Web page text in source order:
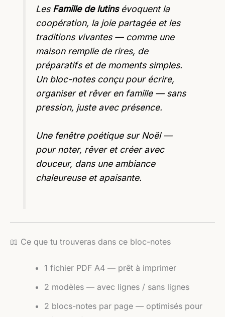
Les Famille de lutinsévoquent la
coopération, la joie partagée et les
traditions vivantes — comme une
maison remplie de rires, de
préparatifs et de moments simples.
Un bloc-notes conçu pour écrire,
organiser et rêver en famille — sans
pression, juste avec présence.
Une fenêtre poétique sur Noël —
pour noter, rêver et créer avec
douceur, dans une ambiance
chaleureuse et apaisante.
📖 Ce que tu trouveras dans ce bloc-notes
1 fichier PDF A4 — prêt à imprimer
2 modèles — avec lignes / sans lignes
2 blocs-notes par page — optimisés pour